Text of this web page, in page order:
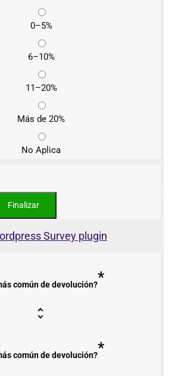
0–5%
6–10%
11–20%
Más de 20%
No Aplica
Survey plugin
común de devolución?*
común de devolución?*